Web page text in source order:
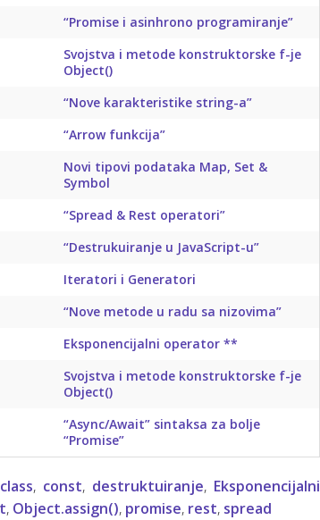
“Promise i asinhrono programiranje”
Svojstva i metode konstruktorske f-je
Object()
“Nove karakteristike string-a”
“Arrow funkcija”
Novi tipovi podataka Map, Set &
Symbol
“Spread & Rest operatori”
“Destrukuiranje u JavaScript-u”
Iteratori i Generatori
“Nove metode u radu sa nizovima”
Eksponencijalni operator **
Svojstva i metode konstruktorske f-je
Object()
“Async/Await” sintaksa za bolje
“Promise”
class, const, destruktuiranje, Eksponencijalni
, Object.assign(), promise, rest, spread